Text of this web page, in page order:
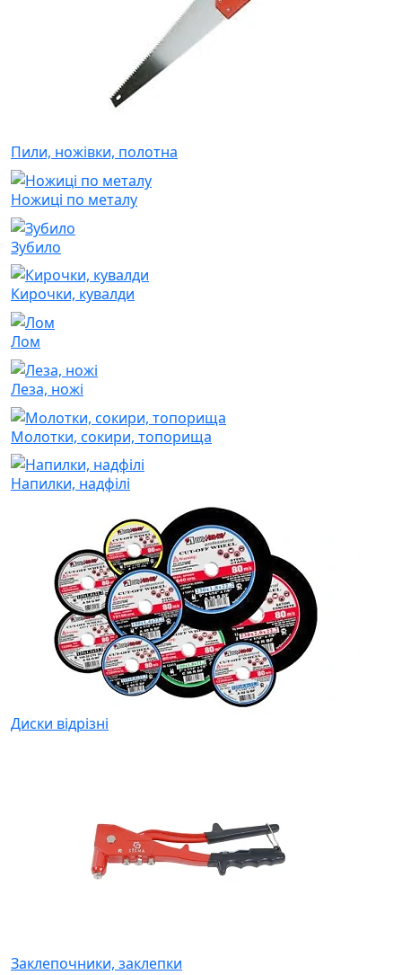
Пили, ножівки, полотна
Ножиці по металу
Зубило
Кирочки, кувалди
Лом
Леза, ножі
Молотки, сокири, топорища
Напилки, надфілі
Диски відрізні
Заклепочники, заклепки